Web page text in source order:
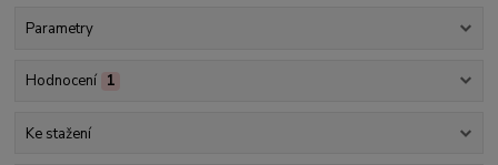
Parametry
Hodnocení 1
Ke stažení